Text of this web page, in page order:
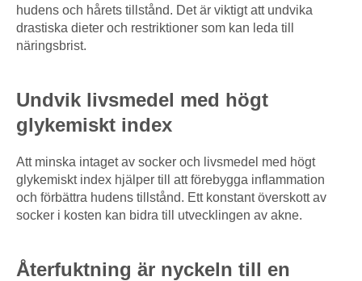
hudens och hårets tillstånd. Det är viktigt att undvika
drastiska dieter och restriktioner som kan leda till
näringsbrist.
Undvik livsmedel med högt
glykemiskt index
Att minska intaget av socker och livsmedel med högt
glykemiskt index hjälper till att förebygga inflammation
och förbättra hudens tillstånd. Ett konstant överskott av
socker i kosten kan bidra till utvecklingen av akne.
Återfuktning är nyckeln till en